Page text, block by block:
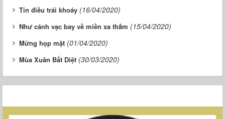
Tin điều trái khoáy (16/04/2020)
Như cánh vạc bay về miền xa thẳm (15/04/2020)
Mừng họp mặt (01/04/2020)
Mùa Xuân Bất Diệt (30/03/2020)